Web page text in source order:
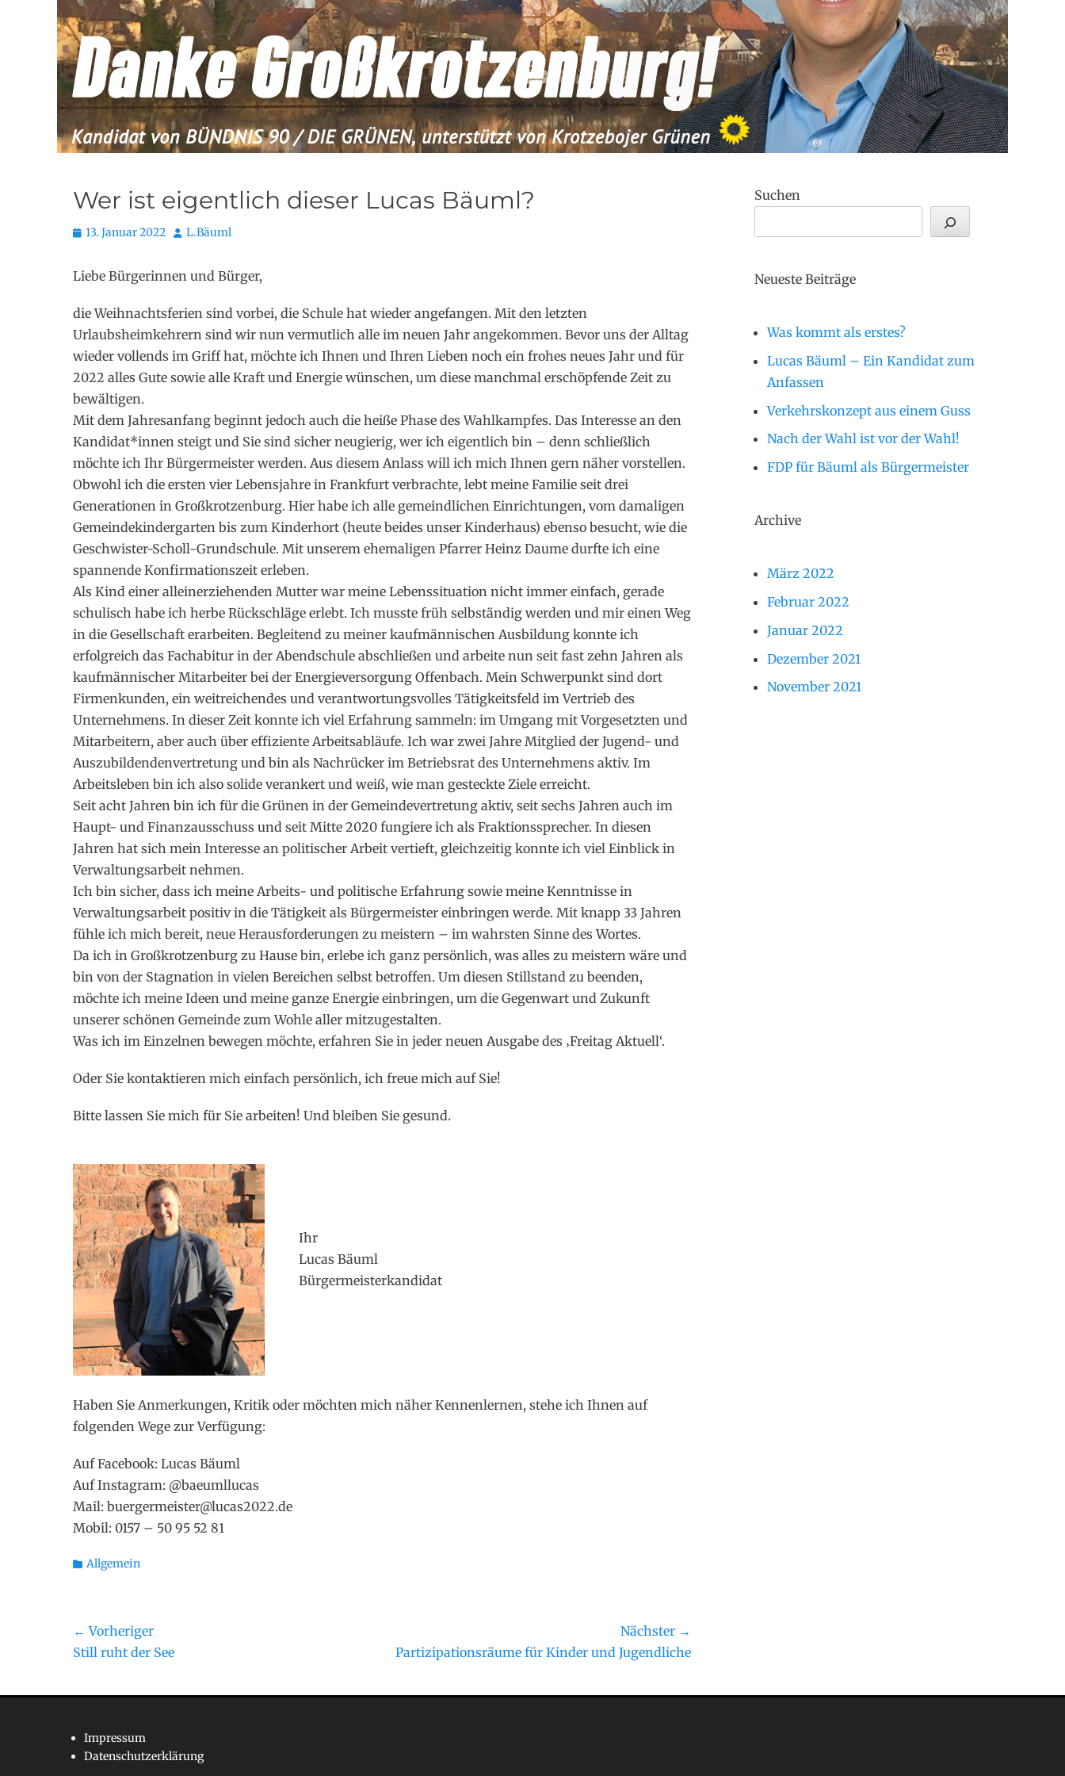
Wer ist eigentlich dieser Lucas Bäuml?
Posted
13. Januar 2022 Autor
L.Bäuml
Liebe Bürgerinnen und Bürger,
die Weihnachtsferien sind vorbei, die Schule hat wieder angefangen. Mit den letzten
Urlaubsheimkehrern sind wir nun vermutlich alle im neuen Jahr angekommen. Bevor uns der Alltag
wieder vollends im Griff hat, möchte ich Ihnen und Ihren Lieben noch ein frohes neues Jahr und für
2022 alles Gute sowie alle Kraft und Energie wünschen, um diese manchmal erschöpfende Zeit zu
bewältigen.
Mit dem Jahresanfang beginnt jedoch auch die heiße Phase des Wahlkampfes. Das Interesse an den
Kandidat*innen steigt und Sie sind sicher neugierig, wer ich eigentlich bin – denn schließlich
möchte ich Ihr Bürgermeister werden. Aus diesem Anlass will ich mich Ihnen gern näher vorstellen.
Obwohl ich die ersten vier Lebensjahre in Frankfurt verbrachte, lebt meine Familie seit drei
Generationen in Großkrotzenburg. Hier habe ich alle gemeindlichen Einrichtungen, vom damaligen
Gemeindekindergarten bis zum Kinderhort (heute beides unser Kinderhaus) ebenso besucht, wie die
Geschwister-Scholl-Grundschule. Mit unserem ehemaligen Pfarrer Heinz Daume durfte ich eine
spannende Konfirmationszeit erleben.
Als Kind einer alleinerziehenden Mutter war meine Lebenssituation nicht immer einfach, gerade
schulisch habe ich herbe Rückschläge erlebt. Ich musste früh selbständig werden und mir einen Weg
in die Gesellschaft erarbeiten. Begleitend zu meiner kaufmännischen Ausbildung konnte ich
erfolgreich das Fachabitur in der Abendschule abschließen und arbeite nun seit fast zehn Jahren als
kaufmännischer Mitarbeiter bei der Energieversorgung Offenbach. Mein Schwerpunkt sind dort
Firmenkunden, ein weitreichendes und verantwortungsvolles Tätigkeitsfeld im Vertrieb des
Unternehmens. In dieser Zeit konnte ich viel Erfahrung sammeln: im Umgang mit Vorgesetzten und
Mitarbeitern, aber auch über effiziente Arbeitsabläufe. Ich war zwei Jahre Mitglied der Jugend- und
Auszubildendenvertretung und bin als Nachrücker im Betriebsrat des Unternehmens aktiv. Im
Arbeitsleben bin ich also solide verankert und weiß, wie man gesteckte Ziele erreicht.
Seit acht Jahren bin ich für die Grünen in der Gemeindevertretung aktiv, seit sechs Jahren auch im
Haupt- und Finanzausschuss und seit Mitte 2020 fungiere ich als Fraktionssprecher. In diesen
Jahren hat sich mein Interesse an politischer Arbeit vertieft, gleichzeitig konnte ich viel Einblick in
Verwaltungsarbeit nehmen.
Ich bin sicher, dass ich meine Arbeits- und politische Erfahrung sowie meine Kenntnisse in
Verwaltungsarbeit positiv in die Tätigkeit als Bürgermeister einbringen werde. Mit knapp 33 Jahren
fühle ich mich bereit, neue Herausforderungen zu meistern – im wahrsten Sinne des Wortes.
Da ich in Großkrotzenburg zu Hause bin, erlebe ich ganz persönlich, was alles zu meistern wäre und
bin von der Stagnation in vielen Bereichen selbst betroffen. Um diesen Stillstand zu beenden,
möchte ich meine Ideen und meine ganze Energie einbringen, um die Gegenwart und Zukunft
unserer schönen Gemeinde zum Wohle aller mitzugestalten.
Was ich im Einzelnen bewegen möchte, erfahren Sie in jeder neuen Ausgabe des ‚Freitag Aktuell‘.
Oder Sie kontaktieren mich einfach persönlich, ich freue mich auf Sie!
Bitte lassen Sie mich für Sie arbeiten! Und bleiben Sie gesund.
Ihr
Lucas Bäuml
Bürgermeisterkandidat
Haben Sie Anmerkungen, Kritik oder möchten mich näher Kennenlernen, stehe ich Ihnen auf
folgenden Wege zur Verfügung:
Auf Facebook: Lucas Bäuml
Auf Instagram: @baeumllucas
Mail: buergermeister@lucas2022.de
Mobil: 0157 – 50 95 52 81
Kategorien
Allgemein
Beitragsnavigation
← Vorheriger
Vorheriger
Still ruht der See
Nächster →
Nächster
Partizipationsräume für Kinder und Jugendliche
Suchen
Neueste Beiträge
Was kommt als erstes?
Lucas Bäuml – Ein Kandidat zum
Anfassen
Verkehrskonzept aus einem Guss
Nach der Wahl ist vor der Wahl!
FDP für Bäuml als Bürgermeister
Archive
März 2022
Februar 2022
Januar 2022
Dezember 2021
November 2021
Impressum
Datenschutzerklärung